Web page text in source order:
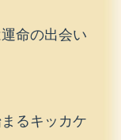
命の出会い
るキッカケ